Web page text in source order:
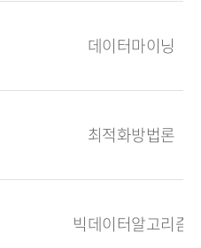
데이터마이닝
최적화방법론
빅데이터알고리즘